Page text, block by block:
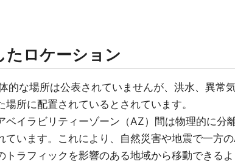
たロケーション
的な場所は公表されていませんが、洪水、異常
所に配置されているとされています。
ベイラビリティーゾーン（AZ）間は物理的に分
ています。これにより、自然災害や地震で一方
トラフィックを影響のある地域から移動できるよ